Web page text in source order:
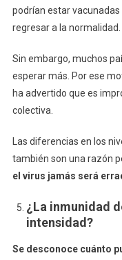
podrían estar
regresar a la normalidad.
Sin embargo, muchos
esperar más. Por ese
ha advertido que es
colectiva.
Las diferencias en los
también son una razón
el virus jamás será
¿La inmunidad
intensidad?
Se desconoce cuánto